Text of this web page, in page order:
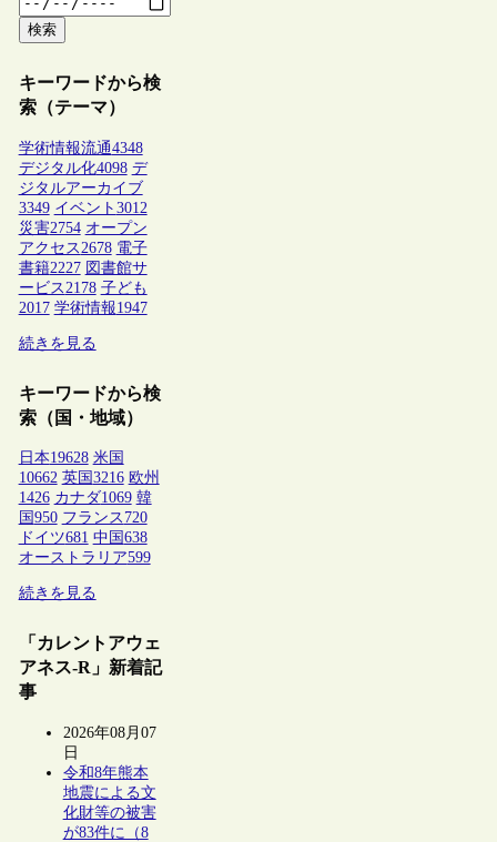
検索
キーワードから検
索（テーマ）
学術情報流通4348
デジタル化4098 デ
ジタルアーカイブ
3349 イベント 3012
災害2754 オープン
アクセス 2678 電子
書籍2227 図書館サ
ービス 2178 子ども
2017 学術情報1947
続きを見る
キーワードから検
索（国・地域）
日本19628 米国
10662 英国 3216 欧州
1426 カナダ1069 韓
国 950 フランス 720
ドイツ681 中国 638
オーストラリア599
続きを見る
「カレントアウェ
アネス-R」新着記
事
2026年08月07
日
令和8年熊本
地震による文
化財等の被害
が83件に（8